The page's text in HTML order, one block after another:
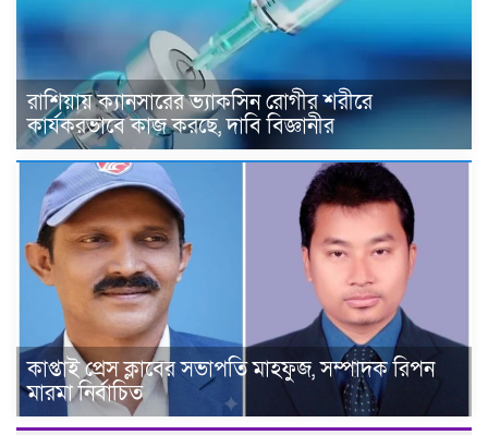
রাশিয়ায় ক্যানসারের ভ্যাকসিন রোগীর শরীরে
কার্যকরভাবে কাজ করছে, দাবি বিজ্ঞানীর
কাপ্তাই প্রেস ক্লাবের সভাপতি মাহফুজ, সম্পাদক রিপন
মারমা নির্বাচিত